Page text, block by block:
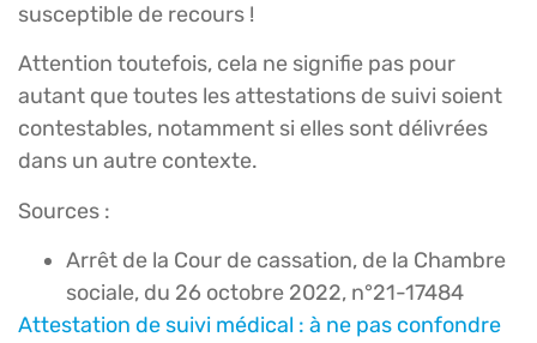
susceptible de recours !
Attention toutefois, cela ne signifie pas pour
autant que toutes les attestations de suivi soient
contestables, notamment si elles sont délivrées
dans un autre contexte.
Sources :
Arrêt de la Cour de cassation, de la Chambre
sociale, du 26 octobre 2022, n°21-17484
Attestation de suivi médical : à ne pas confondre